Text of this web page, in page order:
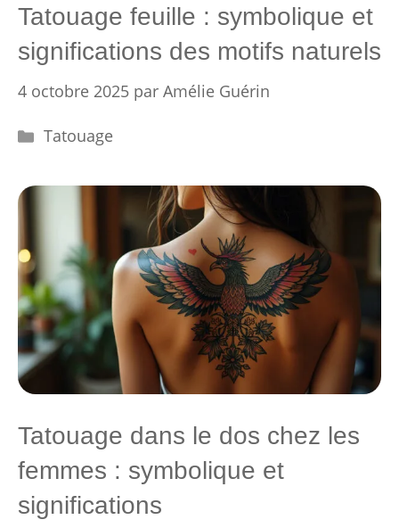
Tatouage feuille : symbolique et
significations des motifs naturels
4 octobre 2025 par Amélie Guérin
Catégories
Tatouage
Tatouage dans le dos chez les
femmes : symbolique et
significations